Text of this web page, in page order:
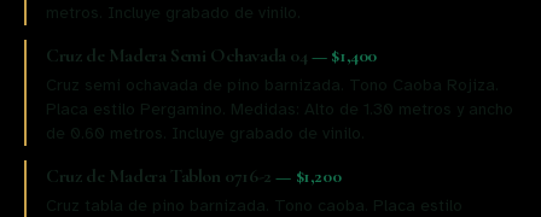
metros. Incluye grabado de vinilo.
Cruz de Madera Semi Ochavada 04 — $1,400
Cruz semi ochavada de pino barnizada. Tono Caoba Rojiza.
Placa estilo Pergamino. Medidas: Alto de 1.30 metros y ancho
de 0.60 metros. Incluye grabado de vinilo.
Cruz de Madera Tablon 0716-2 — $1,200
Cruz tabla de pino barnizada. Tono caoba. Placa estilo